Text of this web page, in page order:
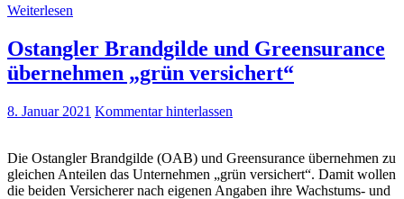
Weiterlesen
Ostangler Brandgilde und Greensurance
übernehmen „grün versichert“
8. Januar 2021 Kommentar hinterlassen
Die Ostangler Brandgilde (OAB) und Greensurance übernehmen zu
gleichen Anteilen das Unternehmen „grün versichert“. Damit wollen
die beiden Versicherer nach eigenen Angaben ihre Wachstums- und